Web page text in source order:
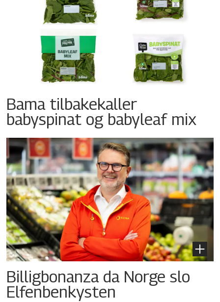
Bama tilbakekaller
babyspinat og babyleaf mix
Billigbonanza da Norge slo
Elfenbenkysten